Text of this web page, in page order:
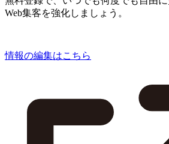
Web集客を強化しましょう。
情報の編集はこちら